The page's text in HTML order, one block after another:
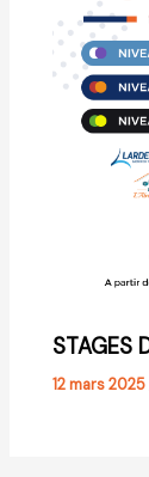
STAGES
12 mars 2025